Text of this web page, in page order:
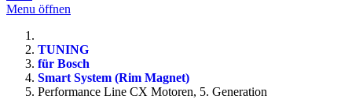
Menu öffnen
TUNING
für Bosch
Smart System (Rim Magnet)
Performance Line CX Motoren, 5. Generation